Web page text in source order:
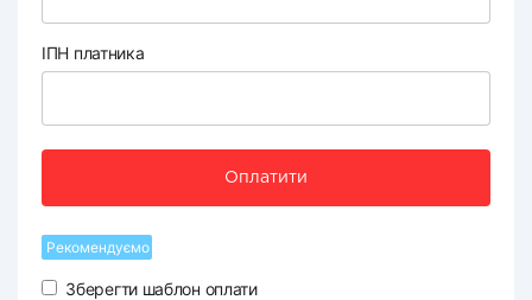
ІПН платника
Оплатити
Рекомендуємо
Зберегти шаблон оплати